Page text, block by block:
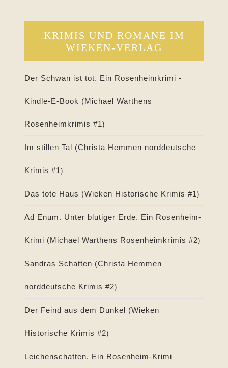
KRIMIS UND ROMANE IM
WIEKEN-VERLAG
Der Schwan ist tot. Ein Rosenheimkrimi -
Kindle-E-Book (Michael Warthens
Rosenheimkrimis #1)
Im stillen Tal (Christa Hemmen norddeutsche
Krimis #1)
Das tote Haus (Wieken Historische Krimis #1)
Ad Enum. Unter blutiger Erde. Ein Rosenheim-
Krimi (Michael Warthens Rosenheimkrimis #2)
Sandras Schatten (Christa Hemmen
norddeutsche Krimis #2)
Der Feind aus dem Dunkel (Wieken
Historische Krimis #2)
Leichenschatten. Ein Rosenheim-Krimi